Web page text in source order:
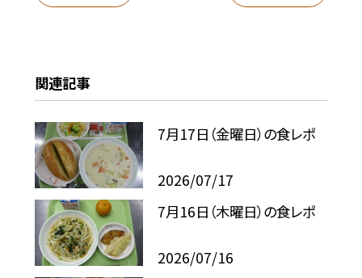
関連記事
7月17日（金曜日）の食レポ
2026/07/17
7月16日（木曜日）の食レポ
2026/07/16